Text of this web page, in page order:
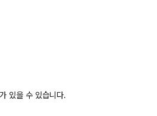
있을 수 있습니다.